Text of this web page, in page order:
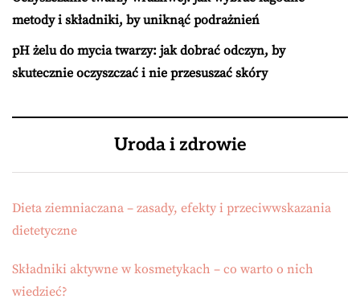
metody i składniki, by uniknąć podrażnień
pH żelu do mycia twarzy: jak dobrać odczyn, by
skutecznie oczyszczać i nie przesuszać skóry
Uroda i zdrowie
Dieta ziemniaczana – zasady, efekty i przeciwwskazania
dietetyczne
Składniki aktywne w kosmetykach – co warto o nich
wiedzieć?